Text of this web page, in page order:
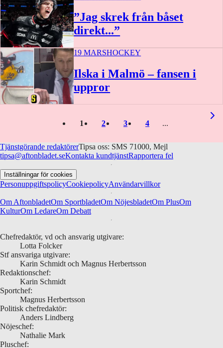
”Jag skrek från båset
direkt...”
19 MARSHOCKEY
Ilska i Malmö – fansen i
uppror
1 2 3 4
Tjänstgörande redaktörerTipsa oss: SMS 71000, Mejl
tipsa@aftonbladet.seKontakta kundtjänstRapportera fel
Inställningar för cookies
PersonuppgiftspolicyCookiepolicyAnvändarvillkor
Om AftonbladetOm SportbladetOm NöjesbladetOm PlusOm
KulturOm LedareOm Debatt
Chefredaktör, vd och ansvarig utgivare:
Lotta Folcker
Stf ansvariga utgivare:
Karin Schmidt och Magnus Herbertsson
Redaktionschef:
Karin Schmidt
Sportchef:
Magnus Herbertsson
Politisk chefredaktör:
Anders Lindberg
Nöjeschef:
Nathalie Mark
Pluschef: